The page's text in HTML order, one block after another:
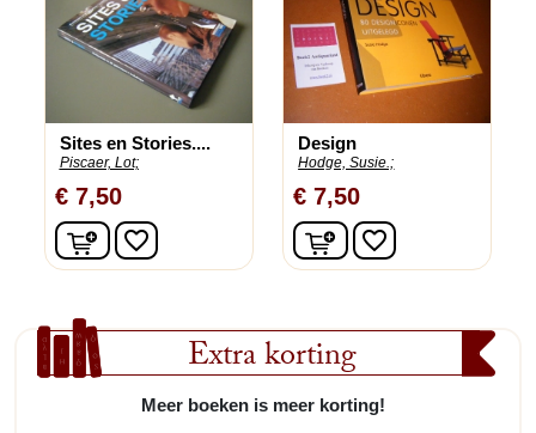
Extra korting
Meer boeken is meer korting!
Sites en Stories....
Piscaer, Lot;
€ 7,50
In winkelwagen
favorite_border
Design
Hodge, Susie.;
€ 7,50
In winkelwagen
favorite_border